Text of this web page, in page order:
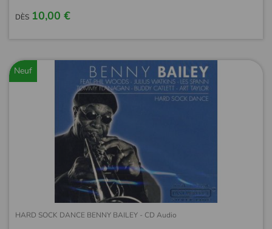
DÈS 10,00 €
Neuf
HARD SOCK DANCE BENNY BAILEY - CD Audio